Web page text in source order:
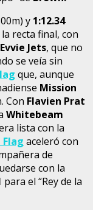
y 1:12.34
recta final, con
Evvie Jets, que no
se veía sin
que, aunque
Mission
Con Flavien Prat
Whitebeam
lista con la
Flag aceleró con
de
con la
para el “Rey de la